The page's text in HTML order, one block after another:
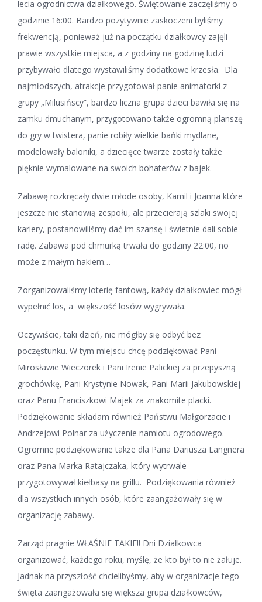
lecia ogrodnictwa działkowego. Świętowanie zaczęliśmy o
godzinie 16:00. Bardzo pozytywnie zaskoczeni byliśmy
frekwencją, ponieważ już na początku działkowcy zajęli
prawie wszystkie miejsca, a z godziny na godzinę ludzi
przybywało dlatego wystawiliśmy dodatkowe krzesła. Dla
najmłodszych, atrakcje przygotował panie animatorki z
grupy „Milusińscy”, bardzo liczna grupa dzieci bawiła się na
zamku dmuchanym, przygotowano także ogromną planszę
do gry w twistera, panie robiły wielkie bańki mydlane,
modelowały baloniki, a dziecięce twarze zostały także
pięknie wymalowane na swoich bohaterów z bajek.
Zabawę rozkręcały dwie młode osoby, Kamil i Joanna które
jeszcze nie stanowią zespołu, ale przecierają szlaki swojej
kariery, postanowiliśmy dać im szansę i świetnie dali sobie
radę. Zabawa pod chmurką trwała do godziny 22:00, no
może z małym hakiem…
Zorganizowaliśmy loterię fantową, każdy działkowiec mógł
wypełnić los, a większość losów wygrywała.
Oczywiście, taki dzień, nie mógłby się odbyć bez
poczęstunku. W tym miejscu chcę podziękować Pani
Mirosławie Wieczorek i Pani Irenie Palickiej za przepyszną
grochówkę, Pani Krystynie Nowak, Pani Marii Jakubowskiej
oraz Panu Franciszkowi Majek za znakomite placki.
Podziękowanie składam również Państwu Małgorzacie i
Andrzejowi Polnar za użyczenie namiotu ogrodowego.
Ogromne podziękowanie także dla Pana Dariusza Langnera
oraz Pana Marka Ratajczaka, który wytrwale
przygotowywał kiełbasy na grillu. Podziękowania również
dla wszystkich innych osób, które zaangażowały się w
organizację zabawy.
Zarząd pragnie WŁAŚNIE TAKIE!! Dni Działkowca
organizować, każdego roku, myślę, że kto był to nie żałuje.
Jadnak na przyszłość chcielibyśmy, aby w organizacje tego
święta zaangażowała się większa grupa działkowców,